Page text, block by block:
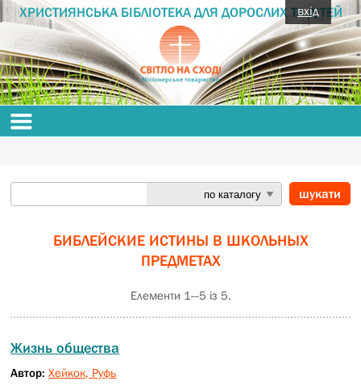
ХРИСТИЯНСЬКА БІБЛІОТЕКА ДЛЯ ДОРОСЛИХ ТА ДІТЕЙ
БИБЛЕЙСКИЕ ИСТИНЫ В ШКОЛЬНЫХ
ПРЕДМЕТАХ
Елементи 1—5 із 5.
Жизнь общества
Автор:Хейкок, Руфь
вхід